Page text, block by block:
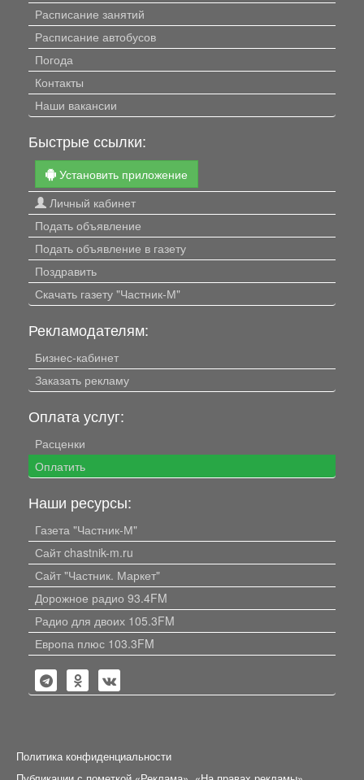
Расписание занятий
Расписание автобусов
Погода
Контакты
Наши вакансии
Быстрые ссылки:
Установить приложение
Личный кабинет
Подать объявление
Подать объявление в газету
Поздравить
Скачать газету "Частник-М"
Рекламодателям:
Бизнес-кабинет
Заказать рекламу
Оплата услуг:
Расценки
Оплатить
Наши ресурсы:
Газета "Частник-М"
Сайт chastnik-m.ru
Сайт "Частник. Маркет"
Дорожное радио 93.4FM
Радио для двоих 105.3FM
Европа плюс 103.3FM
Политика конфиденциальности